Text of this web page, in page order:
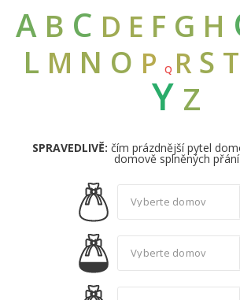
A B C D E F G H
L M N O P Q R S T
Y Z
SPRAVEDLIVĚ: čím prázdnější pytel
domově splněných přání